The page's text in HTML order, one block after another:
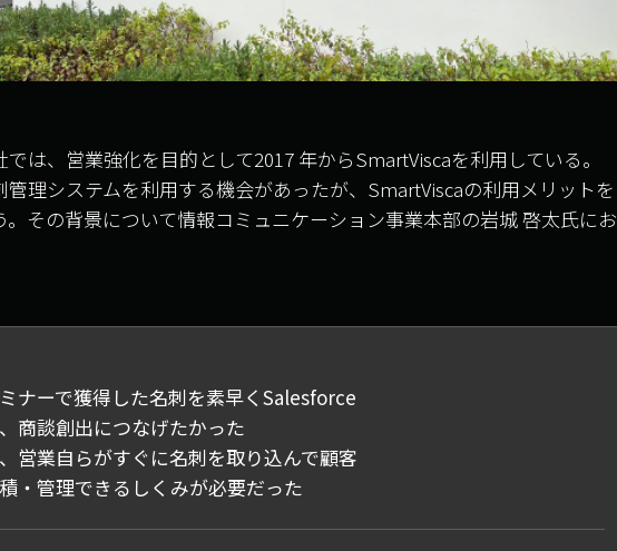
は、営業強化を目的として2017 年からSmartViscaを利用している。
管理システムを利用する機会があったが、SmartViscaの利用メリットを
その背景について情報コミュニケーション事業本部の岩城 啓太氏にお
ナーで獲得した名刺を素早くSalesforce
商談創出につなげたかった
営業自らがすぐに名刺を取り込んで顧客
・管理できるしくみが必要だった